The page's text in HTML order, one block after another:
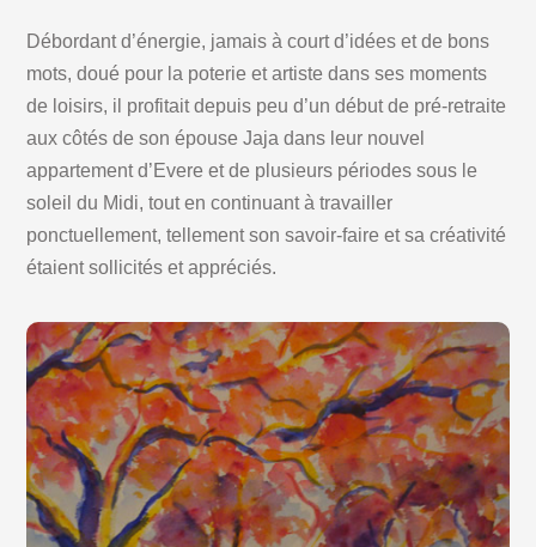
Débordant d’énergie, jamais à court d’idées et de bons
mots, doué pour la poterie et artiste dans ses moments
de loisirs, il profitait depuis peu d’un début de pré-retraite
aux côtés de son épouse Jaja dans leur nouvel
appartement d’Evere et de plusieurs périodes sous le
soleil du Midi, tout en continuant à travailler
ponctuellement, tellement son savoir-faire et sa créativité
étaient sollicités et appréciés.